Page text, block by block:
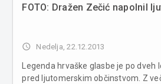
FOTO: Dražen Zečić napolnil
access_time Nedelja, 22.12.2013
Legenda hrvaške glasbe je po dveh
pred ljutomerskim občinstvom. Z